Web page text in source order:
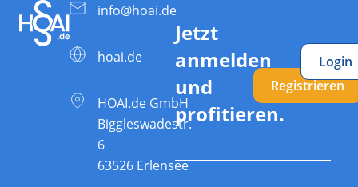
info@hoai.de
hoai.de
HOAI.de GmbH
Biggleswadestr.
6
63526 Erlensee
Jetzt
anmelden
und
profitieren.
Registrieren
Login